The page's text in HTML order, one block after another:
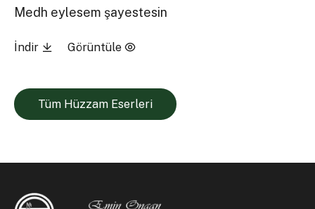
Medh eylesem şayestesin
İndir Görüntüle
Tüm Hüzzam Eserleri